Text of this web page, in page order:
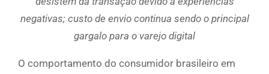
negativas; custo de envio continua sendo o principal
gargalo para o varejo digital
O comportamento do consumidor brasileiro em